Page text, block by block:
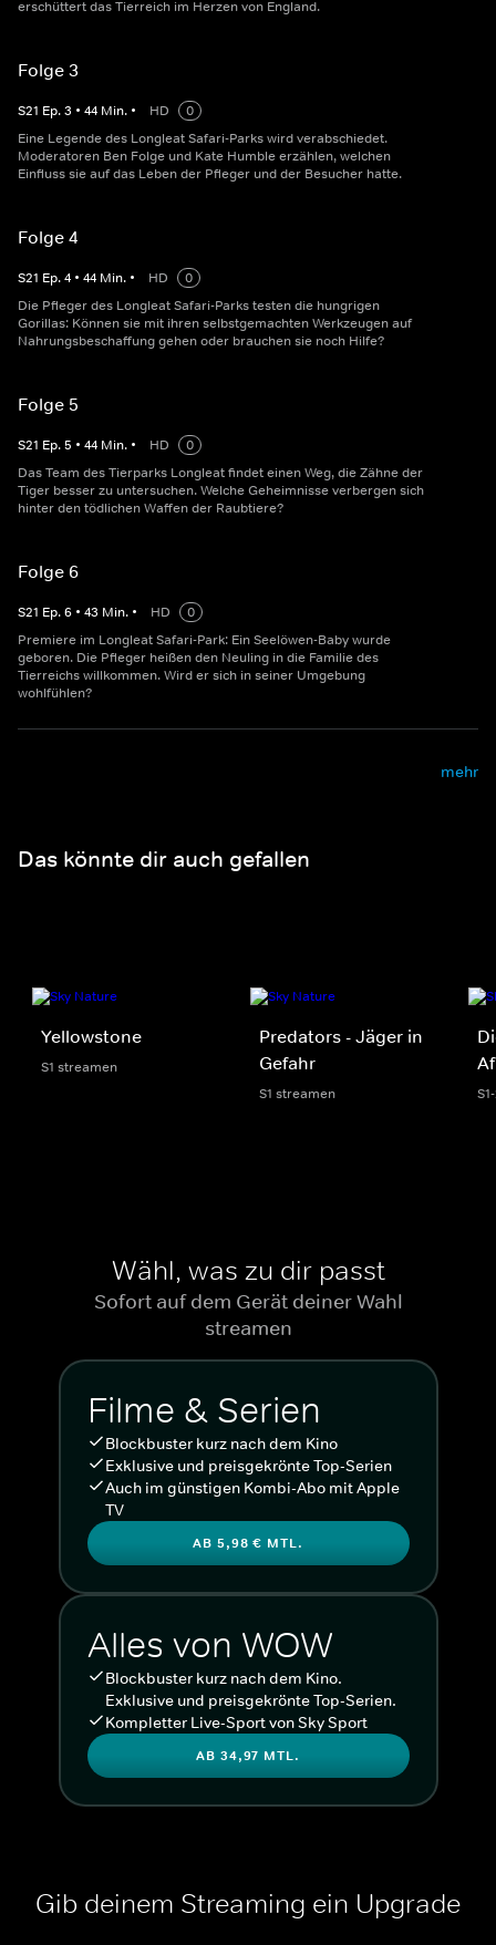
erschüttert das Tierreich im Herzen von England.
Folge 3
S21 Ep.3 • 44 Min. • HD
0
Eine Legende des Longleat Safari-Parks wird verabschiedet.
Moderatoren Ben Folge und Kate Humble erzählen, welchen
Einfluss sie auf das Leben der Pfleger und der Besucher hatte.
Folge 4
S21 Ep.4 • 44 Min. • HD
0
Die Pfleger des Longleat Safari-Parks testen die hungrigen
Gorillas: Können sie mit ihren selbstgemachten Werkzeugen auf
Nahrungsbeschaffung gehen oder brauchen sie noch Hilfe?
Folge 5
S21 Ep.5 • 44 Min. • HD
0
Das Team des Tierparks Longleat findet einen Weg, die Zähne der
Tiger besser zu untersuchen. Welche Geheimnisse verbergen sich
hinter den tödlichen Waffen der Raubtiere?
Folge 6
S21 Ep.6 • 43 Min. • HD
0
Premiere im Longleat Safari-Park: Ein Seelöwen-Baby wurde
geboren. Die Pfleger heißen den Neuling in die Familie des
Tierreichs willkommen. Wird er sich in seiner Umgebung
wohlfühlen?
mehr
Das könnte dir auch gefallen
Yellowstone
S1 streamen
Predators - Jäger in
Gefahr
S1 streamen
Wähl, was zu dir passt
Sofort auf dem Gerät deiner Wahl
streamen
Filme & Serien
Blockbuster kurz nach dem Kino
Exklusive und preisgekrönte Top-Serien
Auch im günstigen Kombi-Abo mit Apple
TV
AB 5,98 € MTL.
Alles von WOW
Blockbuster kurz nach dem Kino.
Exklusive und preisgekrönte Top-Serien.
Kompletter Live-Sport von Sky Sport
AB 34,97 MTL.
Gib deinem Streaming ein Upgrade